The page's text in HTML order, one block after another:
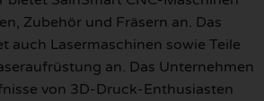
Zubehör und Fräsern an. Das
auch Lasermaschinen sowie Teile
an. Das Unternehmen
von 3D-Druck-Enthusiasten